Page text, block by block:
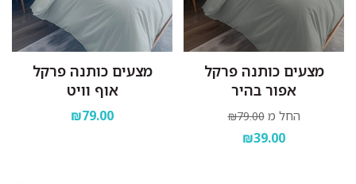
מצעים כותנה פרקל
אפור בהיר
החל מ ₪79.00
₪39.00
מצעים כותנה פרקל
אוף וויט
₪79.00